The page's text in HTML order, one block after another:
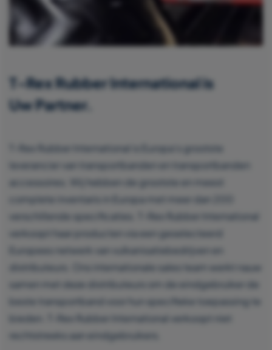
T-Rex Rubber International is
Uw Partner.
T-Rex Rubber International is Europa’s grootste
leverancier van transportbanden en transportbanden
accessoires. Wij hebben de grootste en meest
complete inventaris in Europa met meer dan 200
verschillende specificaties. T-Rex Rubber International
verkoopt haar producten via een geselecteerd
Europees netwerk van vulkanisatiebedrijven en
distributeurs. Ons internationale sales team werkt nauw
samen met deze distributeurs om de eindgebruiker de
beste transportband voor hun specifieke toepassing te
bieden. T-Rex Rubber International verkoopt niet
rechtstreeks aan eindgebruikers.